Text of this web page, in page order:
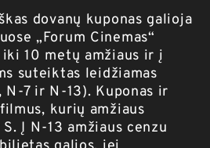
dovanų kuponas galioja
„Forum Cinemas“
10 metų amžiaus ir į
suteiktas leidžiamas
N-7 ir N-13). Kuponas ir
kurių amžiaus
Į N-13 amžiaus cenzu